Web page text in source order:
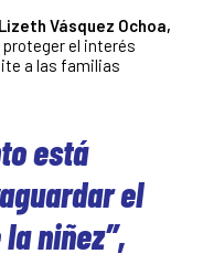
Vásquez Ochoa,
el interés
a las familias
está
el
niñez”,